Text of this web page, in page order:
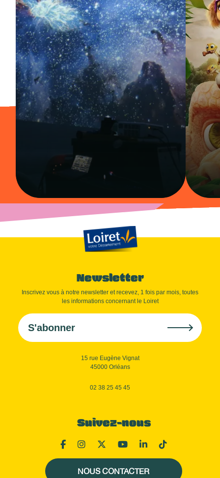
Newsletter
Inscrivez vous à notre newsletter et recevez, 1 fois par mois, toutes
les informations concernant le Loiret
S'abonner
15 rue Eugène Vignat
45000 Orléans
02 38 25 45 45
Suivez-nous
NOUS CONTACTER